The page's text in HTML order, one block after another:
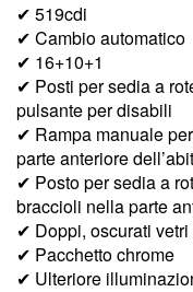
✔ 519cdi
✔ Cambio automatico
✔ 16+10+1
✔ Posti per sedia a
pulsante per disabili
✔ Rampa manuale
parte anteriore
✔ Posto per sedia a
braccioli nella parte
✔ Doppi, oscurati
✔ Pacchetto chrome
✔ Ulteriore